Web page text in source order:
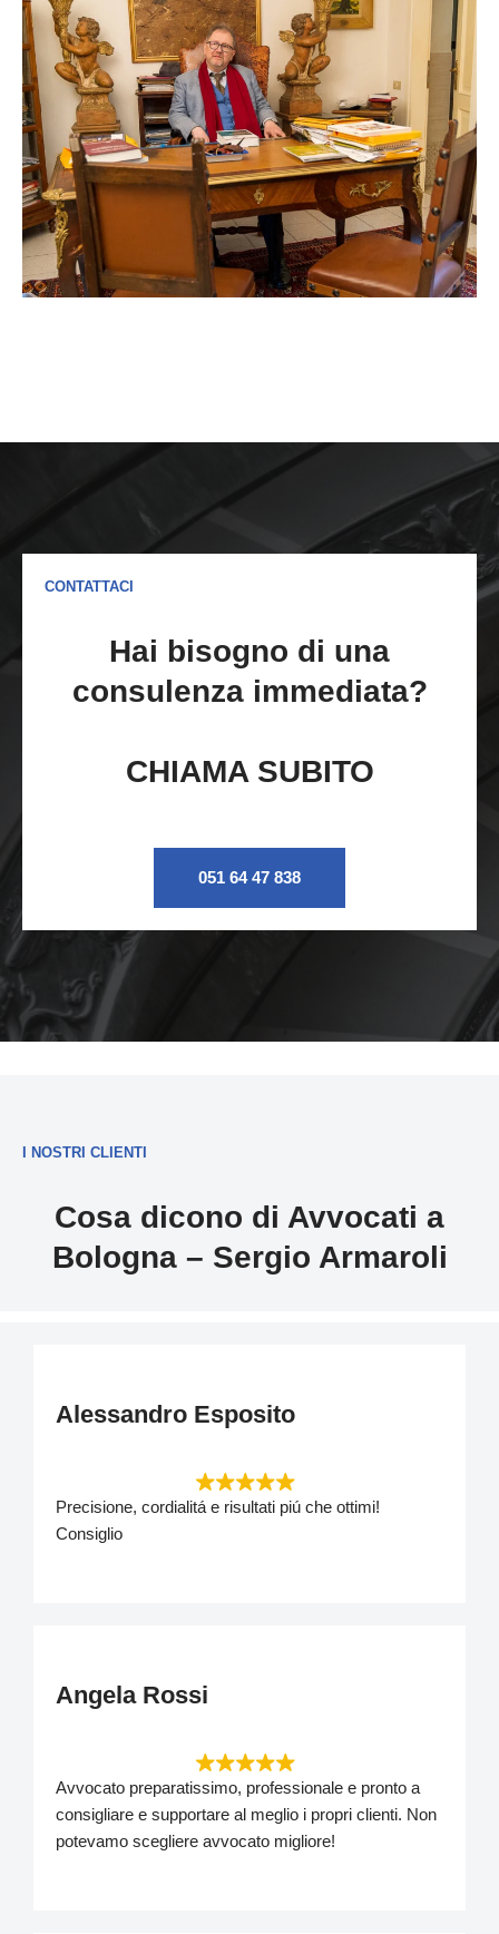
CONTATTACI
Hai bisogno di una
consulenza immediata?
CHIAMA SUBITO
051 64 47 838
I NOSTRI CLIENTI
Cosa dicono di Avvocati a
Bologna – Sergio Armaroli
Alessandro Esposito
Precisione, cordialitá e risultati piú che ottimi!
Consiglio
Angela Rossi
Avvocato preparatissimo, professionale e pronto a
consigliare e supportare al meglio i propri clienti. Non
potevamo scegliere avvocato migliore!